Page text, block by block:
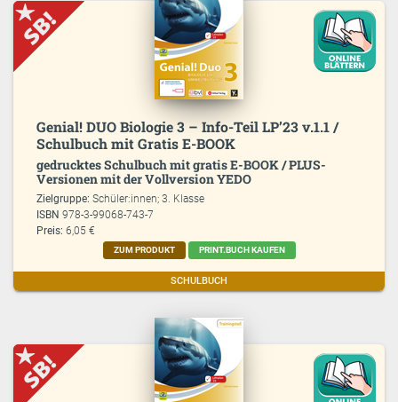
Genial! DUO Biologie 3 – Info-Teil LP’23 v.1.1 /
Schulbuch mit Gratis E-BOOK
gedrucktes Schulbuch mit gratis E-BOOK / PLUS-
Versionen mit der Vollversion YEDO
Zielgruppe:Schüler:innen; 3. Klasse
ISBN978-3-99068-743-7
Preis: 6,05 €
ZUM PRODUKT PRINT.BUCH KAUFEN
SCHULBUCH